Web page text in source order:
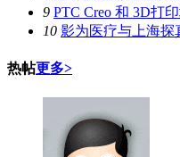
9 PTC Creo 和 3D打
10 影为医疗与上海探
热帖更多>